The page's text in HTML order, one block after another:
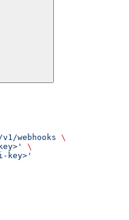
webhooks \
\
key>'